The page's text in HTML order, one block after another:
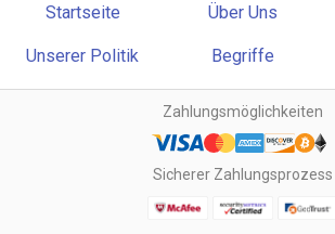
Startseite Über Uns
Unserer Politik Begriffe
Zahlungsmöglichkeiten
Sicherer Zahlungsprozess